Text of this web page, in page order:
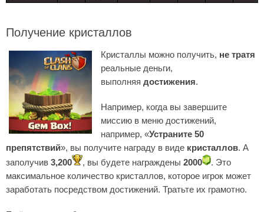
Получение кристаллов
Кристаллы можно получить, не тратя
реальные деньги,
выполняядостижения.
Например, когда вы завершите
миссию в меню достижений,
например, «Устраните 50
препятствий», вы получите награду в виде кристаллов. А
заполучив 3,200 , вы будете награждены 2000
. Это
максимальное количество кристаллов, которое игрок может
заработать посредством достижений. Тратьте их грамотно.